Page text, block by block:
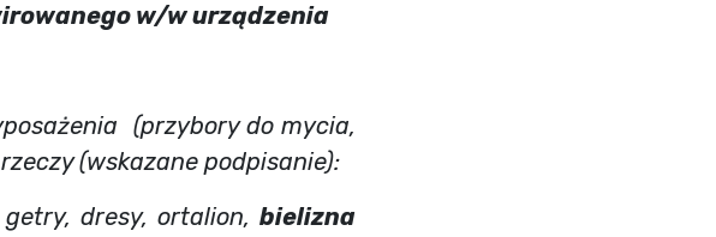
w/w urządzenia
(przybory do mycia,
(wskazane podpisanie):
getry, dresy, ortalion,bielizna